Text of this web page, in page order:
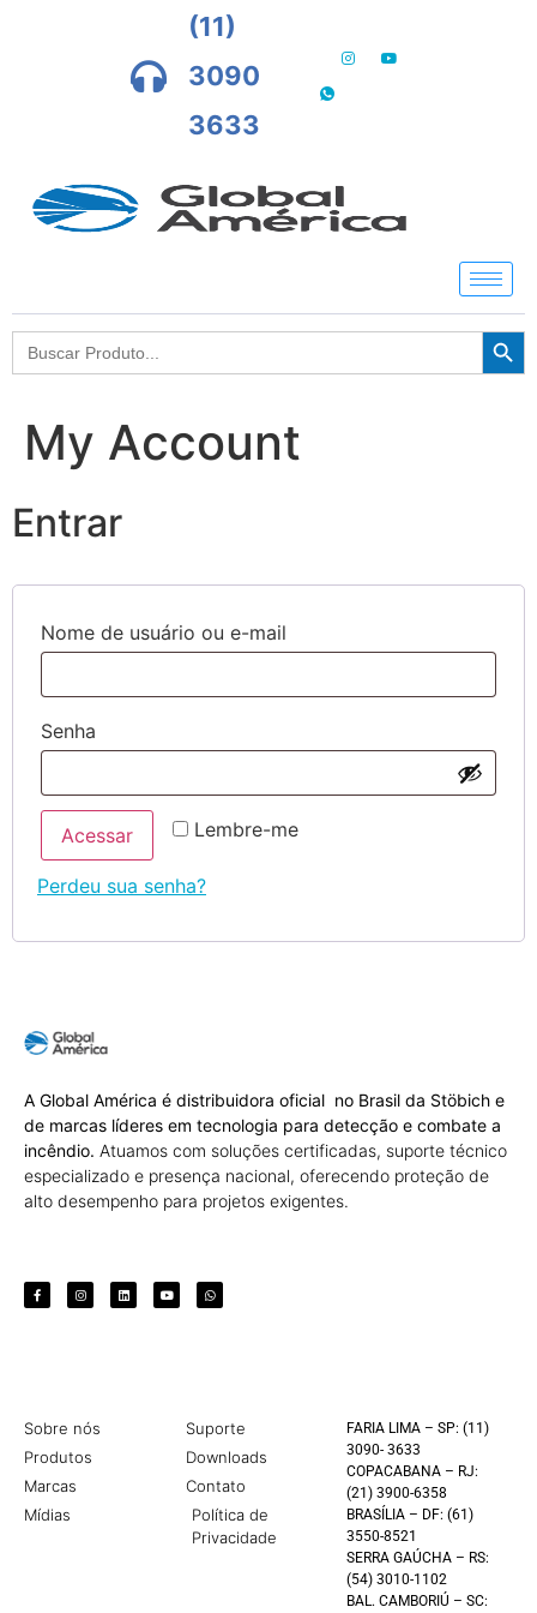
(11)
3090
3633
Search
for:
My Account
Entrar
Nome de usuário ou e-mail
Senha
Lembre-me
Acessar
Perdeu sua senha?
A Global América é distribuidora oficial no Brasil da Stöbich e
de marcas líderes em tecnologia para detecção e combate a
incêndio. Atuamos com soluções certificadas, suporte técnico
especializado e presença nacional, oferecendo proteção de
alto desempenho para projetos exigentes.
Sobre nós
Produtos
Marcas
Mídias
Suporte
Downloads
Contato
Política de
Privacidade
FARIA LIMA – SP: (11)
3090- 3633
COPACABANA – RJ:
(21) 3900-6358
BRASÍLIA – DF: (61)
3550-8521
SERRA GAÚCHA – RS:
(54) 3010-1102
BAL. CAMBORIÚ – SC: